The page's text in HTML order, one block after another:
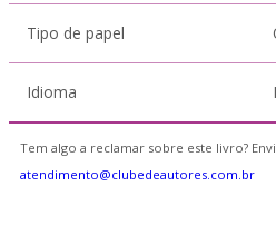
Tipo de papel
Idioma
Tem algo a reclamar sobre este livro?
atendimento@clubedeautores.com.br